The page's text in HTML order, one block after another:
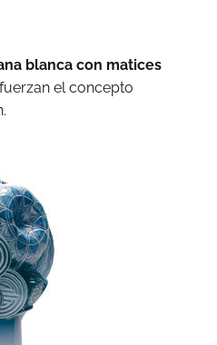
blanca con matices
el concepto